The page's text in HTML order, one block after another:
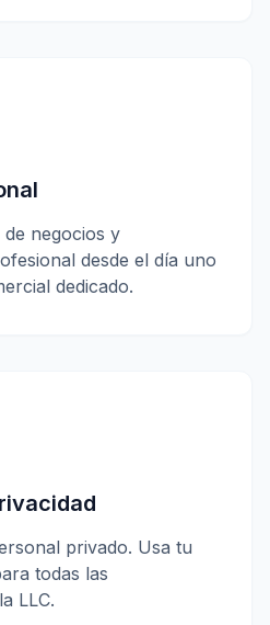
de negocios y
desde el día uno
dedicado.
privado. Usa tu
todas las
LLC.